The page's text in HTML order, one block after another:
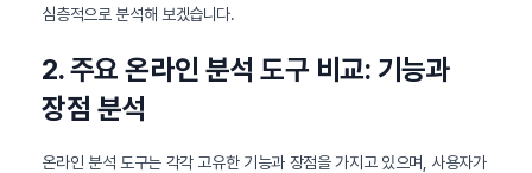
심층적으로 분석해 보겠습니다.
2. 주요 온라인 분석 도구 비교: 기능과
장점 분석
온라인 분석 도구는 각각 고유한 기능과 장점을 가지고 있으며, 사용자가